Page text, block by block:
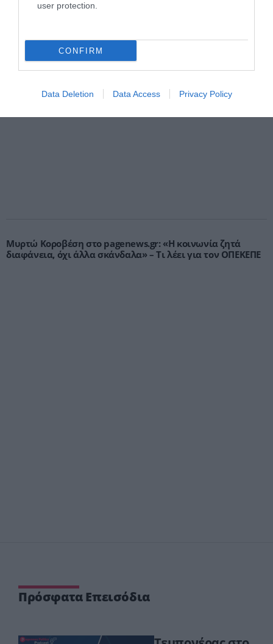
user protection.
CONFIRM
Data Deletion Data Access Privacy Policy
Συνταγματική Αναθεώρηση και φορτώνει ευθύνες στη
Μυρτώ Κοροβέση στο pagenews.gr: «Η κοινωνία ζητά
διαφάνεια, όχι άλλα σκάνδαλα» – Τι λέει για τον ΟΠΕΚΕΠΕ
Πρόσφατα Επεισόδια